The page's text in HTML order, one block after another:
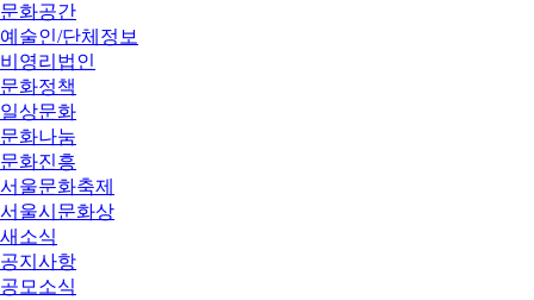
문화공간
예술인/단체정보
비영리법인
문화정책
일상문화
문화나눔
문화진흥
서울문화축제
서울시문화상
새소식
공지사항
공모소식